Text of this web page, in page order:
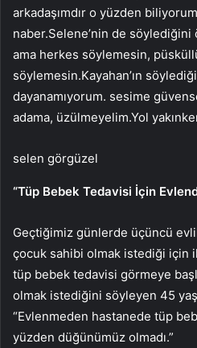
arkadaşımdır o yüzden
naber.Selene’nin de söylediğini
ama herkes söylemesin,
söylemesin.Kayahan’ın
dayanamıyorum. sesime
adama, üzülmeyelim.Yol
selen görgüzel
“Tüp Bebek Tedavisi İçin
Geçtiğimiz günlerde üçüncü
çocuk sahibi olmak istediği için
tüp bebek tedavisi görmeye
olmak istediğini söyleyen 45
“Evlenmeden hastanede tüp
yüzden düğünümüz olmadı.”